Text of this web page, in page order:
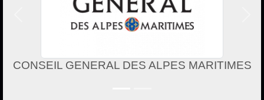
CONSEIL GENERAL DES ALPES MARITIMES